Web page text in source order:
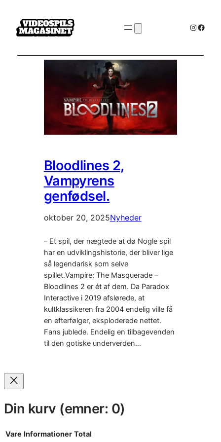
Bloodlines 2,
Vampyrens
genfødsel.
oktober 20, 2025Nyheder
– Et spil, der nægtede at dø Nogle spil
har en udviklingshistorie, der bliver lige
så legendarisk som selve
spillet.Vampire: The Masquerade –
Bloodlines 2 er ét af dem. Da Paradox
Interactive i 2019 afslørede, at
kultklassikeren fra 2004 endelig ville få
en efterfølger, eksploderede nettet.
Fans jublede. Endelig en tilbagevenden
til den gotiske underverden…
Din kurv (emner: 0)
Vare Informationer Total